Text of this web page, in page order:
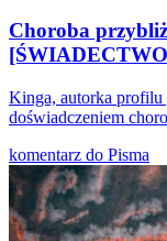
Choroba
Kinga, autorka
doświadczeniem
komentarz do Pisma